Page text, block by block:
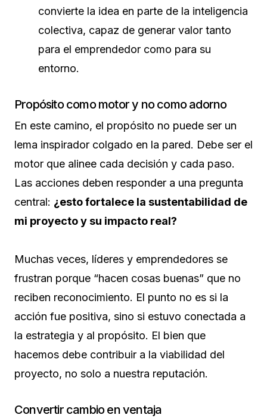
convierte la idea en parte de la inteligencia
colectiva, capaz de generar valor tanto
para el emprendedor como para su
entorno.
Propósito como motor y no como adorno
En este camino, el propósito no puede ser un
lema inspirador colgado en la pared. Debe ser el
motor que alinee cada decisión y cada paso.
Las acciones deben responder a una pregunta
central: ¿esto fortalece la sustentabilidad de
mi proyecto y su impacto real?
Muchas veces, líderes y emprendedores se
frustran porque “hacen cosas buenas” que no
reciben reconocimiento. El punto no es si la
acción fue positiva, sino si estuvo conectada a
la estrategia y al propósito. El bien que
hacemos debe contribuir a la viabilidad del
proyecto, no solo a nuestra reputación.
Convertir cambio en ventaja